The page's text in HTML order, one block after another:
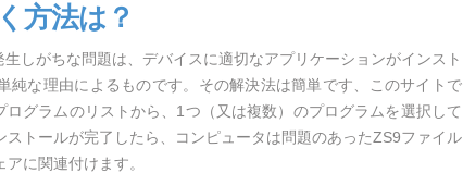
方法は？
しがちな問題は、デバイスに適切なアプリケーションがインスト
純な理由によるものです。その解決法は簡単です、このサイトで
ログラムのリストから、1つ（又は複数）のプログラムを選択して
ストールが完了したら、コンピュータは問題のあったZS9ファイル
に関連付けます。